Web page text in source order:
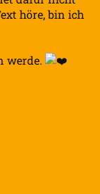
höre, bin ich
werde.